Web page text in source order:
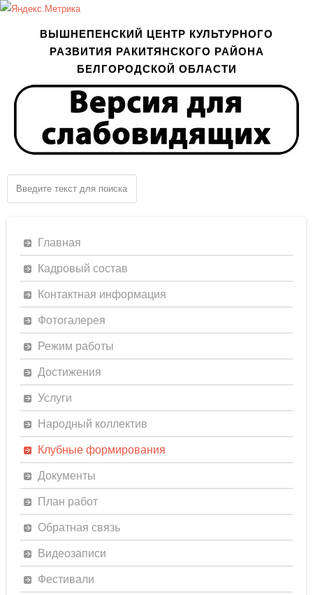
ВЫШНЕПЕНСКИЙ ЦЕНТР КУЛЬТУРНОГО
РАЗВИТИЯ РАКИТЯНСКОГО РАЙОНА
БЕЛГОРОДСКОЙ ОБЛАСТИ
Главная
Кадровый состав
Контактная информация
Фотогалерея
Режим работы
Достижения
Услуги
Народный коллектив
Клубные формирования
Документы
План работ
Обратная связь
Видеозаписи
Фестивали